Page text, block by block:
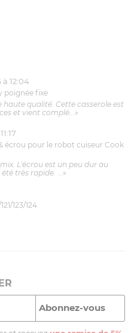
à 12:04
poignée fixe
qualité. Cette casserole est
et vient complé...»
écrou pour le robot cuiseur Cook
L'écrou est un peu dur au
très rapide. ...»
123/124